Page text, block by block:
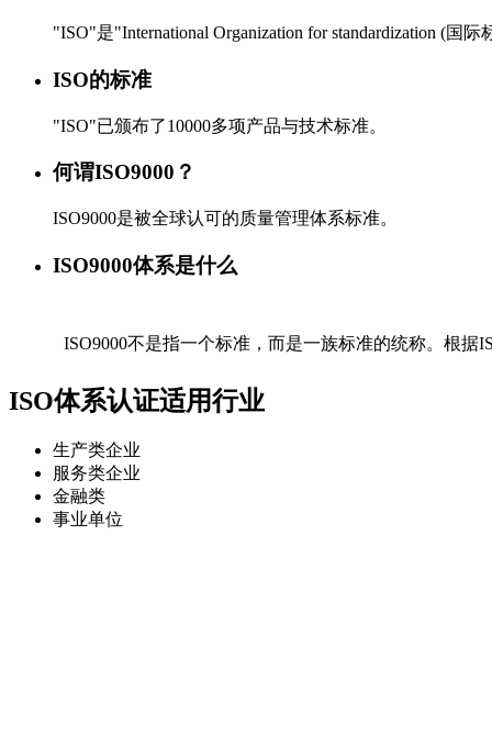
"ISO"是"International Organization for standardization (
ISO的标准
"ISO"已颁布了10000多项产品与技术标准。
何谓ISO9000？
ISO9000是被全球认可的质量管理体系标准。
ISO9000体系是什么
ISO9000不是指一个标准，而是一族标准的统称。根据
ISO体系认证适用行业
生产类企业
服务类企业
金融类
事业单位